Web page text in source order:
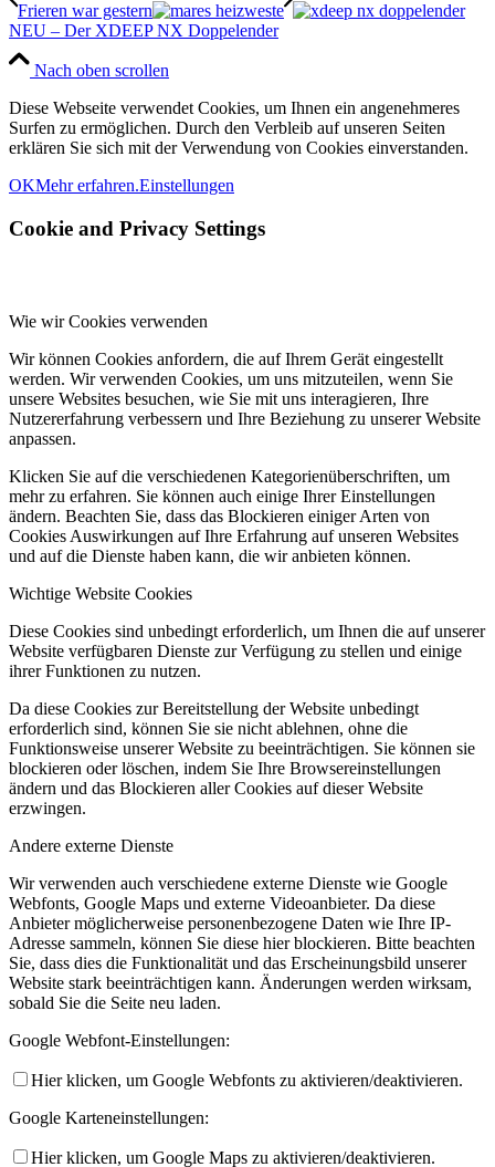
Frieren war gestern
NEU – Der XDEEP NX Doppelender
Nach oben scrollen
Diese Webseite verwendet Cookies, um Ihnen ein angenehmeres
Surfen zu ermöglichen. Durch den Verbleib auf unseren Seiten
erklären Sie sich mit der Verwendung von Cookies einverstanden.
OKMehr erfahren.Einstellungen
Cookie and Privacy Settings
Wie wir Cookies verwenden
Wir können Cookies anfordern, die auf Ihrem Gerät eingestellt
werden. Wir verwenden Cookies, um uns mitzuteilen, wenn Sie
unsere Websites besuchen, wie Sie mit uns interagieren, Ihre
Nutzererfahrung verbessern und Ihre Beziehung zu unserer Website
anpassen.
Klicken Sie auf die verschiedenen Kategorienüberschriften, um
mehr zu erfahren. Sie können auch einige Ihrer Einstellungen
ändern. Beachten Sie, dass das Blockieren einiger Arten von
Cookies Auswirkungen auf Ihre Erfahrung auf unseren Websites
und auf die Dienste haben kann, die wir anbieten können.
Wichtige Website Cookies
Diese Cookies sind unbedingt erforderlich, um Ihnen die auf unserer
Website verfügbaren Dienste zur Verfügung zu stellen und einige
ihrer Funktionen zu nutzen.
Da diese Cookies zur Bereitstellung der Website unbedingt
erforderlich sind, können Sie sie nicht ablehnen, ohne die
Funktionsweise unserer Website zu beeinträchtigen. Sie können sie
blockieren oder löschen, indem Sie Ihre Browsereinstellungen
ändern und das Blockieren aller Cookies auf dieser Website
erzwingen.
Andere externe Dienste
Wir verwenden auch verschiedene externe Dienste wie Google
Webfonts, Google Maps und externe Videoanbieter. Da diese
Anbieter möglicherweise personenbezogene Daten wie Ihre IP-
Adresse sammeln, können Sie diese hier blockieren. Bitte beachten
Sie, dass dies die Funktionalität und das Erscheinungsbild unserer
Website stark beeinträchtigen kann. Änderungen werden wirksam,
sobald Sie die Seite neu laden.
Google Webfont-Einstellungen:
Hier klicken, um Google Webfonts zu aktivieren/deaktivieren.
Google Karteneinstellungen:
Hier klicken, um Google Maps zu aktivieren/deaktivieren.